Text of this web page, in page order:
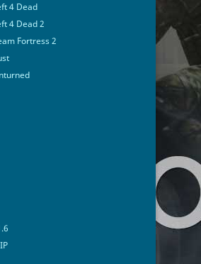
4 Dead
4 Dead 2
Fortress 2